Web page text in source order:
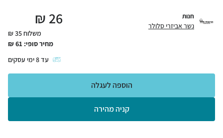
חנות
נשר אביזרי סלולר 26
₪
משלוח 35 ₪
מחיר סופי: 61
₪
עד8ימי עסקים
קניה מהירה
הוספה לעגלה